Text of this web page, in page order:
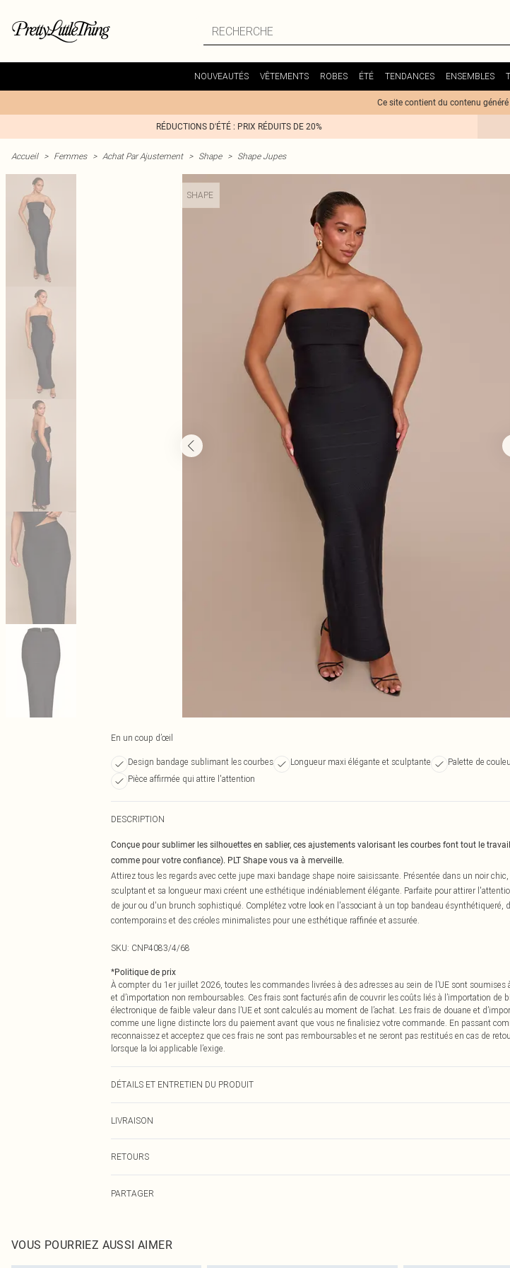
NOUVEAUTÉS VÊTEMENTS ROBES ÉTÉ TENDANCES ENSEMBLES
Ce site contient du contenu
RÉDUCTIONS D'ÉTÉ : PRIX RÉDUITS DE 20%
Accueil > Femmes > Achat Par Ajustement > Shape > Shape Jupes
SHAPE
En un coup d’œil
Design bandage sublimant les courbes Longueur maxi élégante et sculptante
Palette de
Pièce affirmée qui attire l'attention
DESCRIPTION
Conçue pour sublimer les silhouettes en sablier, ces ajustements valorisant les courbes font tout le
comme pour votre confiance). PLT Shape vous va à merveille.
Attirez tous les regards avec cette jupe maxi bandage shape noire saisissante. Présentée dans un noir
sculptant et sa longueur maxi créent une esthétique indéniablement élégante. Parfaite pour attirer
de jour ou d'un brunch sophistiqué. Complétez votre look en l'associant à un top bandeau ésynthétiqueré,
contemporains et des créoles minimalistes pour une esthétique raffinée et assurée.
SKU: CNP4083/4/68
*Politique de prix
À compter du 1er juillet 2026, toutes les commandes livrées à des adresses au sein de l’UE sont soumises
et d’importation non remboursables. Ces frais sont facturés afin de couvrir les coûts liés à l’importation de
électronique de faible valeur dans l’UE et sont calculés au moment de l’achat. Les frais de douane et
comme une ligne distincte lors du paiement avant que vous ne finalisiez votre commande. En passant
reconnaissez et acceptez que ces frais ne sont pas remboursables et ne seront pas restitués en cas de
lorsque la loi applicable l’exige.
DÉTAILS ET ENTRETIEN DU PRODUIT
LIVRAISON
RETOURS
Veuillez noter que nous ne pouvons pas rembourser les masques tendance, les cosmétiques, les bijoux
également être essayées en intérieur. Les articles pour la maison, y compris le linge de lit, les matelas, les
PARTAGER
VOUS POURRIEZ AUSSI AIMER